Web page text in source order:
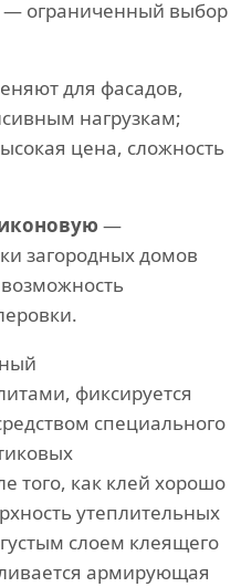
— ограниченный выбор
для фасадов,
нагрузкам;
цена, сложность
—
загородных домов
фиксируется
специального
того, как клей хорошо
утеплительных
слоем клеящего
армирующая